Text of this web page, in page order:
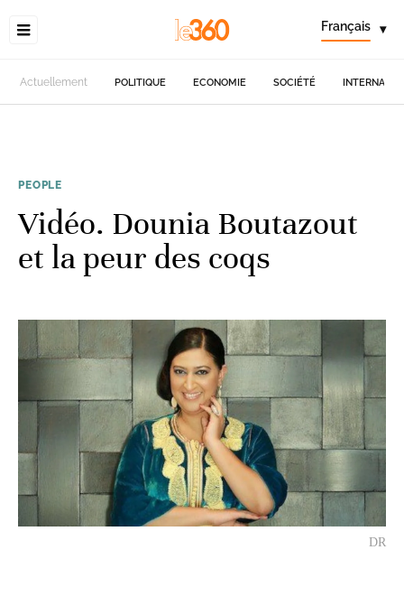
Français ▾
Actuellement POLITIQUE ECONOMIE SOCIÉTÉ
PEOPLE
Vidéo. Dounia Boutazout
et la peur des coqs
DR